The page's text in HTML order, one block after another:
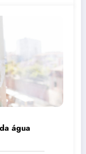
água